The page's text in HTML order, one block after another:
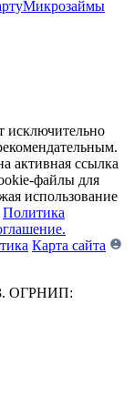
Микрозаймы
исключительно
активная ссылка
файлы для
использование
Политика
Карта сайта
ОГРНИП: